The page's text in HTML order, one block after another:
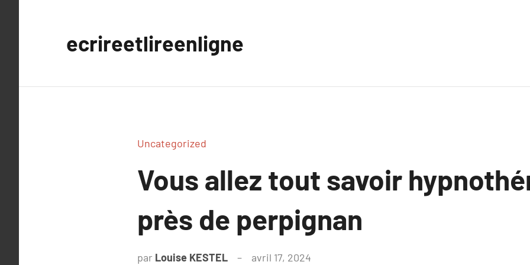
ecrireetlireenligne
Uncategorized
Vous allez tout savoir
près de perpignan
par Louise KESTEL avril 17, 2024